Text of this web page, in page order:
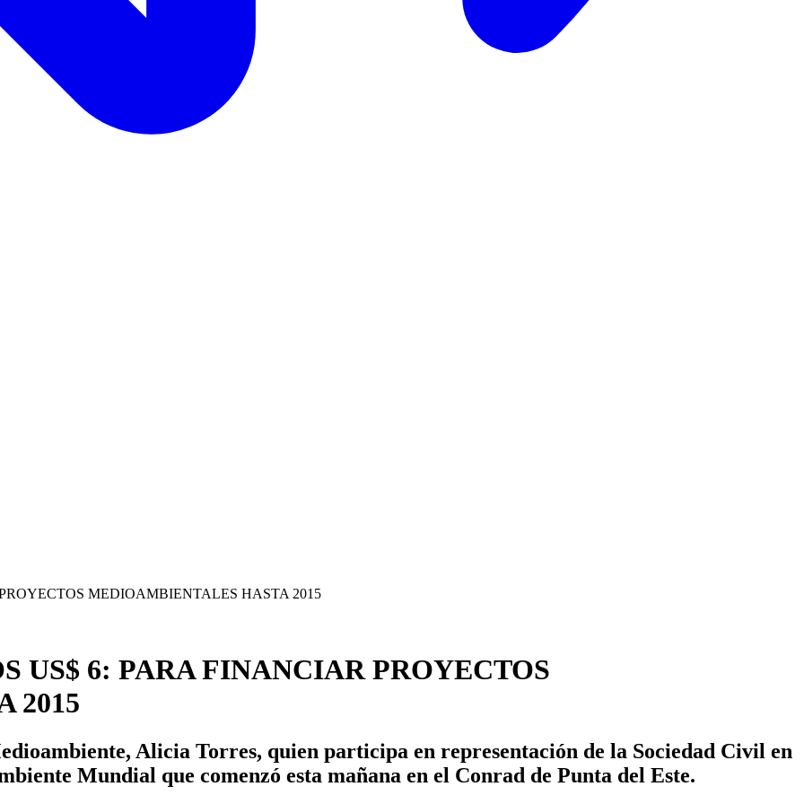
US$ 6: PARA FINANCIAR PROYECTOS
2015
Alicia Torres, quien participa en representación de la Sociedad Civil en
Mundial que comenzó esta mañana en el Conrad de Punta del Este.